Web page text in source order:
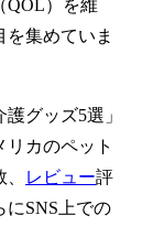
QOL）を維
を集めていま
グッズ5選」
カのペット
レビュー評
にSNS上での